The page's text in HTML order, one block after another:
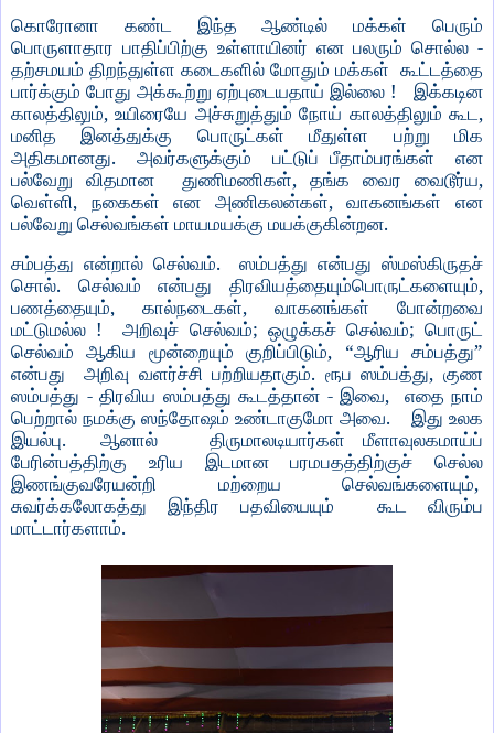
கொரோனா கண்ட இந்த ஆண்டில் மக்கள்
பெரும்
பொருளாதார பாதிப்பிற்கு உள்ளாயினர் என பலரும் சொல்ல -
தற்சமயம் திறந்துள்ள கடைகளில் மோதும் மக்கள் கூட்டத்தை
பார்க்கும் போது அக்கூற்று ஏற்புடையதாய் இல்லை !
இக்கடின
காலத்திலும்,உயிரையே அச்சுறுத்தும் நோய் காலத்திலும் கூட,
மனித இனத்துக்கு பொருட்கள் மீதுள்ள பற்று
மிக
அதிகமானது. அவர்களுக்கும் பட்டுப் பீதாம்பரங்கள்
என
பல்வேறு
விதமான துணிமணிகள், தங்க வைர வைடூர்ய,
வெள்ளி, நகைகள் என அணிகலன்கள்,வாகனங்கள்
என
பல்வேறு செல்வங்கள் மாயமயக்கு மயக்குகின்றன.
சம்பத்து என்றால் செல்வம். ஸம்பத்து என்பது ஸ்மஸ்கிருதச்
சொல். செல்வம் என்பது திரவியத்தையும்பொருட்களையும்,
பணத்தையும், கால்நடைகள், வாகனங்கள்
போன்றவை
மட்டுமல்ல ! அறிவுச் செல்வம்; ஒழுக்கச் செல்வம்;பொருட்
செல்வம்
ஆகிய மூன்றையும் குறிப்பிடும், “ஆரிய சம்பத்து”
என்பது அறிவு வளர்ச்சி பற்றியதாகும். ரூப ஸம்பத்து,குண
ஸம்பத்து -திரவிய ஸம்பத்து கூடத்தான் -இவை, எதை நாம்
பெற்றால் நமக்கு ஸந்தோஷம் உண்டாகுமோ அவை. இது உலக
இயல்பு. ஆனால் திருமாலடியார்கள்
மீளாவுலகமாய்ப்
பேரின்பத்திற்கு
உரிய இடமான பரமபதத்திற்குச்
செல்ல
இணங்குவரேயன்றி
மற்றைய செல்வங்களையும்,
சுவர்க்கலோகத்து இந்திர பதவியையும் கூட
விரும்ப
மாட்டார்களாம்.